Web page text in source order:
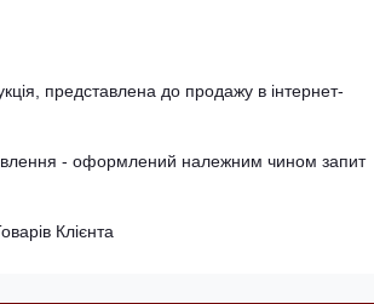
представлена ​​до продажу в інтернет-
- оформлений належним чином запит
Клієнта